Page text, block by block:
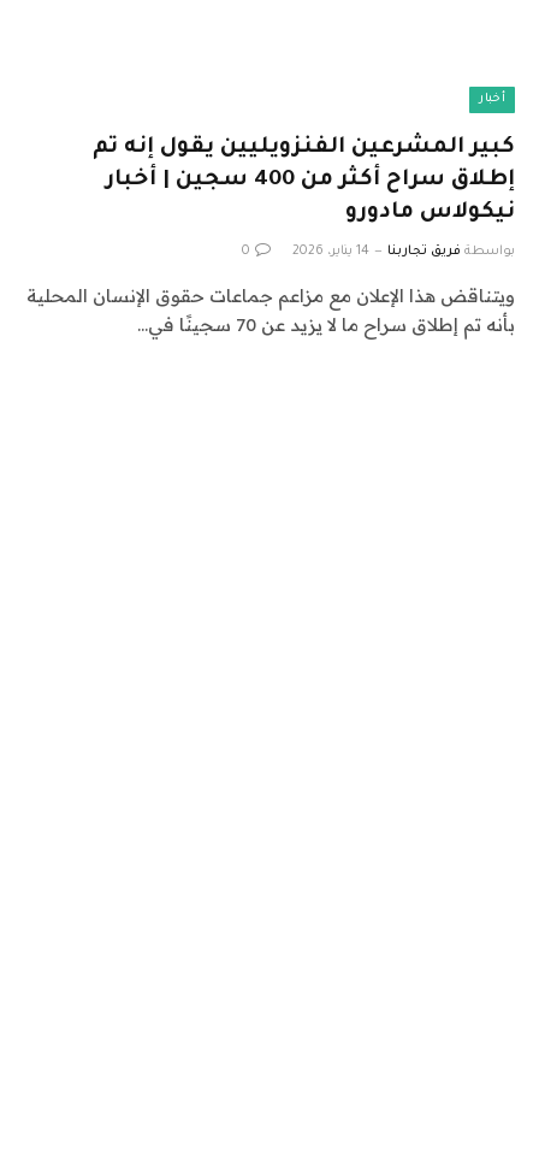
أخبار
كبير المشرعين الفنزويليين يقول إنه تم
إطلاق سراح أكثر من 400 سجين | أخبار
نيكولاس مادورو
بواسطة فريق تجاربنا 14 يناير، 2026 0
ويتناقض هذا الإعلان مع مزاعم جماعات حقوق الإنسان المحلية
بأنه تم إطلاق سراح ما لا يزيد عن 70 سجينًا في…